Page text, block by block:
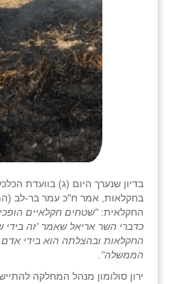
בדיון שנערך היום (ג) בוועדת
בחקלאות, אמר ח"כ עמר בר-לב
החקלאית:"שטחים חקלאיים
כדברי השר אריאל שאמר 'זה בידי
החקלאות ובהצלתה הוא בידי אדם
הממשלה".
ירון סולומון מנהל המחלקה
רמות השבים
תלמי יוסף